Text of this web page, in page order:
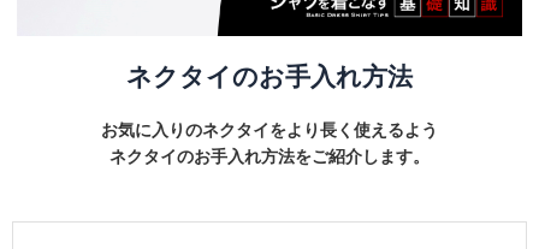
ネクタイのお手入れ方法
お気に入りのネクタイをより長く使えるよう
ネクタイのお手入れ方法をご紹介します。